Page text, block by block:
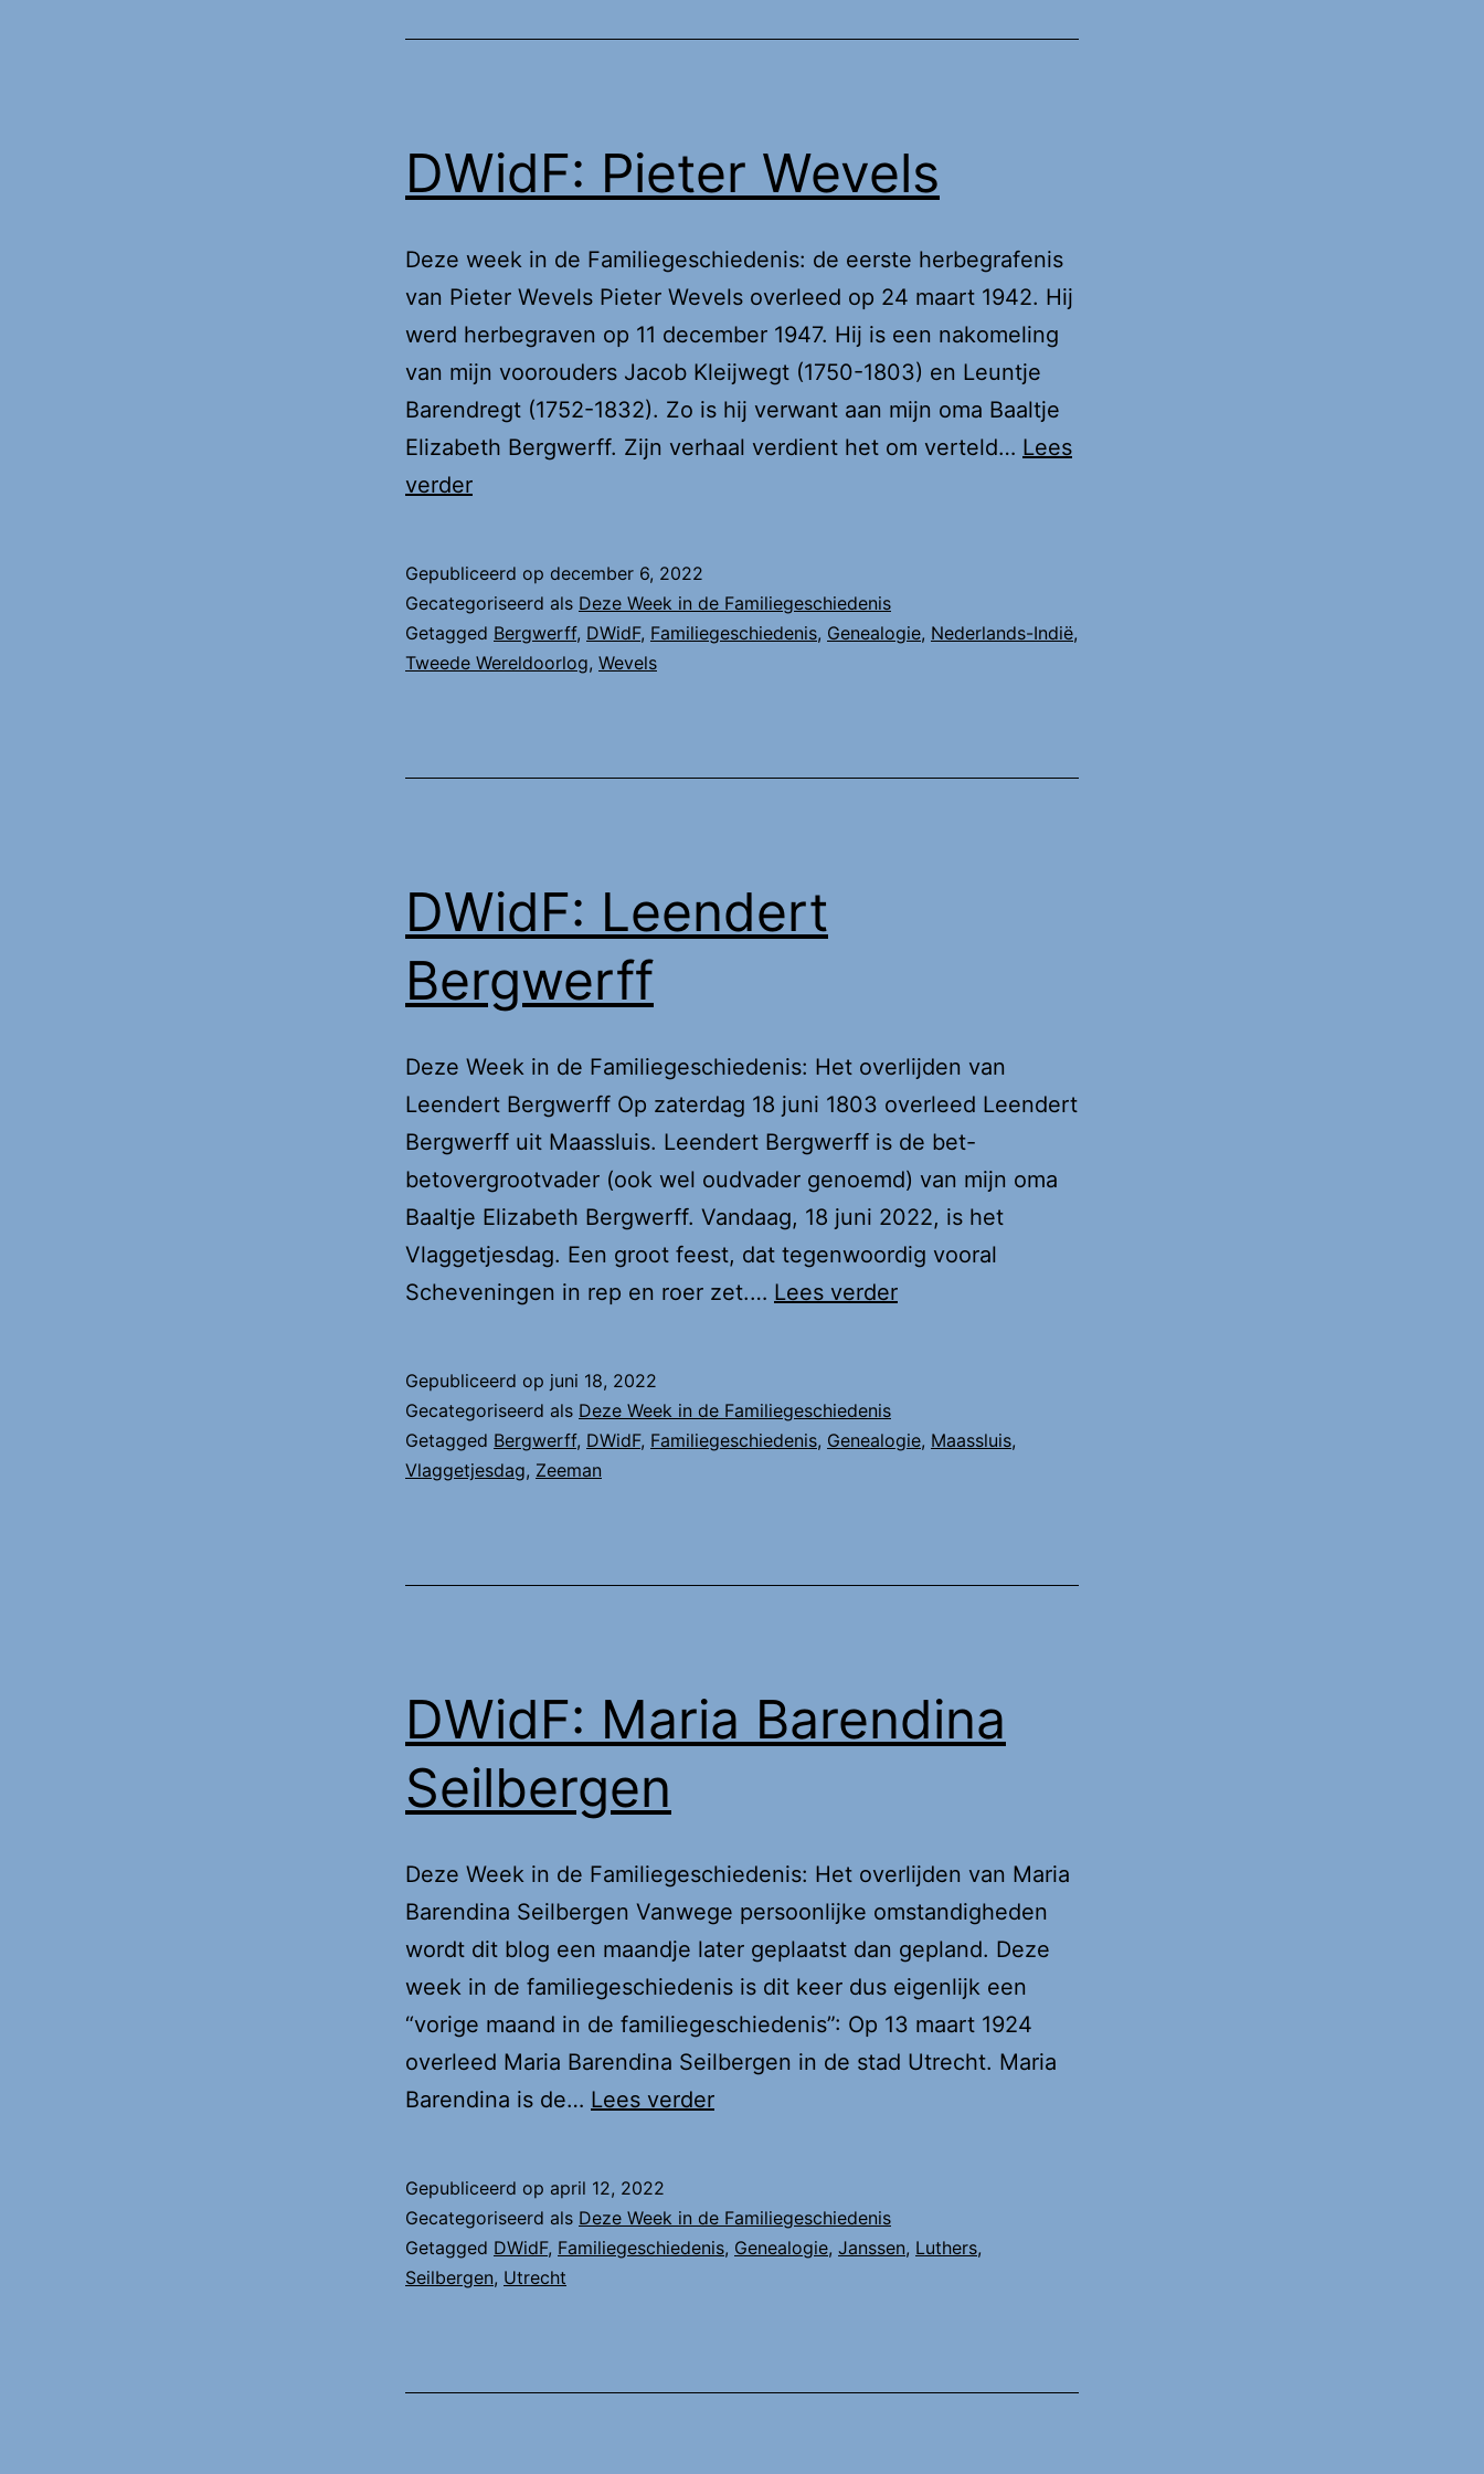
DWidF: Pieter Wevels
Deze week in de Familiegeschiedenis: de eerste herbegrafenis
van Pieter Wevels Pieter Wevels overleed op 24 maart 1942. Hij
werd herbegraven op 11 december 1947. Hij is een nakomeling
van mijn voorouders Jacob Kleijwegt (1750-1803) en Leuntje
Barendregt (1752-1832). Zo is hij verwant aan mijn oma Baaltje
Elizabeth Bergwerff. Zijn verhaal verdient het om verteld… Lees
verderDWidF:
Gepubliceerd op december 6, 2022
Gecategoriseerd als Deze Week in de Familiegeschiedenis
Getagged Bergwerff, DWidF, Familiegeschiedenis, Genealogie, Nederlands-Indië,
Tweede Wereldoorlog, Wevels
DWidF: Leendert
Bergwerff
Deze Week in de Familiegeschiedenis: Het overlijden van
Leendert Bergwerff Op zaterdag 18 juni 1803 overleed Leendert
Bergwerff uit Maassluis. Leendert Bergwerff is de bet-
betovergrootvader (ook wel oudvader genoemd) van mijn oma
Baaltje Elizabeth Bergwerff. Vandaag, 18 juni 2022, is het
Vlaggetjesdag. Een groot feest, dat tegenwoordig vooral
Scheveningen in rep en roer zet.… Lees verderDWidF:
Gepubliceerd op juni 18, 2022
Gecategoriseerd als Deze Week in de Familiegeschiedenis
Getagged Bergwerff, DWidF, Familiegeschiedenis, Genealogie, Maassluis,
Vlaggetjesdag, Zeeman
DWidF: Maria Barendina
Seilbergen
Deze Week in de Familiegeschiedenis: Het overlijden van Maria
Barendina Seilbergen Vanwege persoonlijke omstandigheden
wordt dit blog een maandje later geplaatst dan gepland. Deze
week in de familiegeschiedenis is dit keer dus eigenlijk een
“vorige maand in de familiegeschiedenis”: Op 13 maart 1924
overleed Maria Barendina Seilbergen in de stad Utrecht. Maria
Barendina is de… Lees verderDWidF:
Seilbergen
Gepubliceerd op april 12, 2022
Gecategoriseerd als Deze Week in de Familiegeschiedenis
Getagged DWidF, Familiegeschiedenis, Genealogie, Janssen, Luthers,
Seilbergen, Utrecht